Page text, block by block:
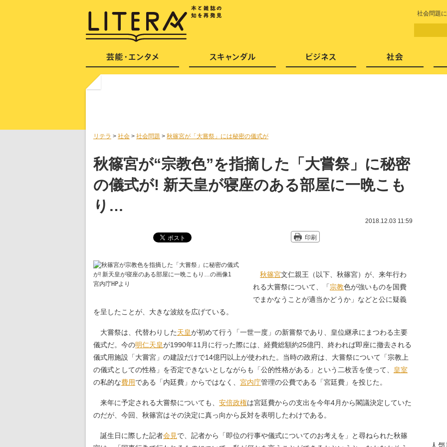
社会問題
リテラ > 社会 > 社会問題 > 秋篠宮が「大嘗祭」には秘密の儀式が
秋篠宮が“宗教色”を指摘した「大嘗祭」に秘密
の儀式が! 新天皇が寝座のある部屋に一晩こも
り…
2018.12.03 11:59
印刷
宮内庁HPより
秋篠宮文仁親王（以下、秋篠宮）が、来年行わ
れる大嘗祭について、「宗教色が強いものを国費
でまかなうことが適当かどうか」などと公に疑義
を呈したことが、大きな波紋を広げている。
大嘗祭は、代替わりした天皇が初めて行う「一世一度」の新嘗祭であり、皇位継承にまつわる主要
儀式だ。今の明仁天皇が1990年11月に行った際には、経費総額約25億円、終われば即座に撤去される
儀式用施設「大嘗宮」の建設だけで14億円以上が使われた。当時の政府は、大嘗祭について「宗教上
の儀式としての性格」を否定できないとしながらも「公的性格がある」という二枚舌を使って、 皇室
の私的な費用である「内廷費」からではなく、 宮内庁管理の公費である「宮廷費」を投じた。
来年に予定される大嘗祭についても、 安倍政権は宮廷費からの支出を今年4月から閣議決定していた
のだが、今回、秋篠宮はその決定に真っ向から反対を表明したわけである。
誕生日に際した記者会見で、記者から「即位の行事や儀式についてのお考えを」と尋ねられた秋篠
芸能・エンタメ スキャンダル